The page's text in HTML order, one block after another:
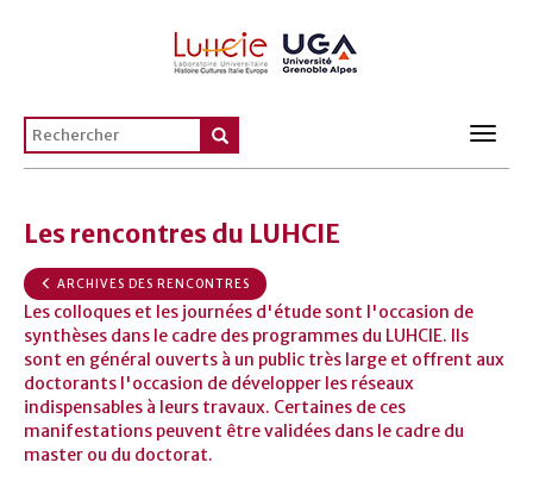
Les rencontres du LUHCIE
ARCHIVES DES RENCONTRES
Les colloques et les journées d'étude sont l'occasion de
synthèses dans le cadre des programmes du LUHCIE. Ils
sont en général ouverts à un public très large et offrent aux
doctorants l'occasion de développer les réseaux
indispensables à leurs travaux. Certaines de ces
manifestations peuvent être validées dans le cadre du
master ou du doctorat.